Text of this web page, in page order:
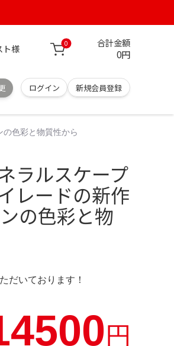
ト様 0 合計金額
0円
ログイン 新規会員登録
色彩と物質性から
ラルスケープ
レードの新作
の色彩と物
だいております！
円